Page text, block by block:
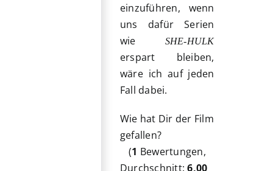
einzuführen, wenn
uns dafür Serien
wie
SHE-HULK
erspart bleiben,
wäre ich auf jeden
Fall dabei.
Wie hat Dir der Film
gefallen?
(1 Bewertungen,
Durchschnitt:6,00